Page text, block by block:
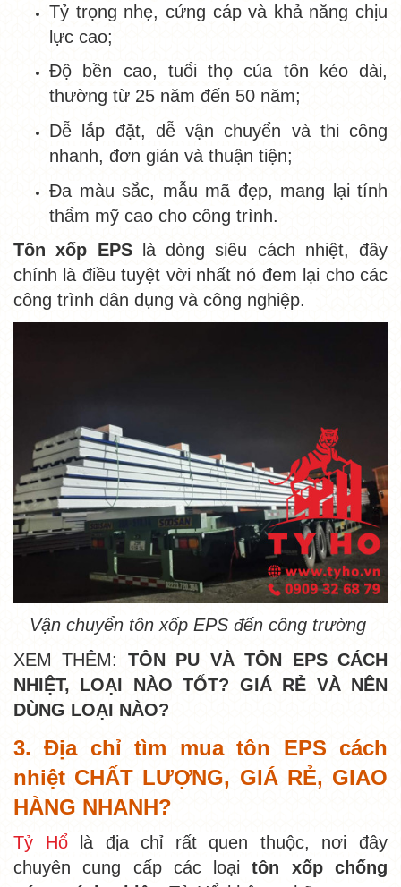
Tỷ trọng nhẹ, cứng cáp và khả năng chịu
lực cao;
Độ bền cao, tuổi thọ của tôn kéo dài,
thường từ 25 năm đến 50 năm;
Dễ lắp đặt, dễ vận chuyển và thi công
nhanh, đơn giản và thuận tiện;
Đa màu sắc, mẫu mã đẹp, mang lại tính
thẩm mỹ cao cho công trình.
Tôn xốp EPSlà dòng siêu cách nhiệt, đây
chính là điều tuyệt vời nhất nó đem lại cho các
công trình dân dụng và công nghiệp.
Vận chuyển tôn xốp EPS đến công trường
XEM THÊM: TÔN PU VÀ TÔN EPS CÁCH
NHIỆT, LOẠI NÀO TỐT? GIÁ RẺ VÀ NÊN
DÙNG LOẠI NÀO?
3. Địa chỉ tìm mua tôn EPS cách
nhiệt CHẤT LƯỢNG, GIÁ RẺ, GIAO
HÀNG NHANH?
Tỷ Hổlà địa chỉ rất quen thuộc, nơi đây
chuyên cung cấp các loạitôn xốp chống